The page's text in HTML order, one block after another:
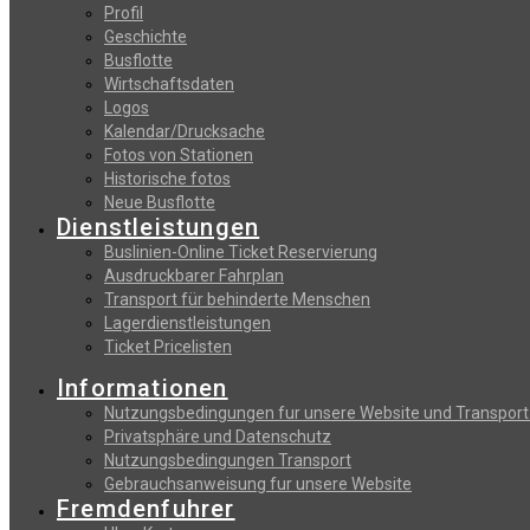
Profil
Geschichte
Busflotte
Wirtschaftsdaten
Logos
Kalendar/Drucksache
Fotos von Stationen
Historische fotos
Neue Busflotte
Dienstleistungen
Buslinien-Online Ticket Reservierung
Αusdruckbarer Fahrplan
Transport für behinderte Menschen
Lagerdienstleistungen
Ticket Pricelisten
Informationen
Nutzungsbedingungen fur unsere Website und
Privatsphäre und Datenschutz
Nutzungsbedingungen Transport
Gebrauchsanweisung fur unsere Website
Fremdenfuhrer